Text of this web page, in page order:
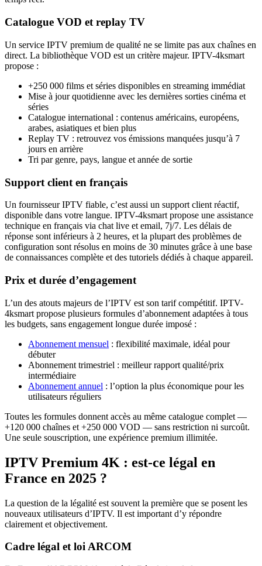
Catalogue VOD et replay TV
Un service IPTV premium de qualité ne se limite pas aux chaînes en
direct. La bibliothèque VOD est un critère majeur. IPTV-4ksmart
propose :
+250 000 films et séries disponibles en streaming immédiat
Mise à jour quotidienne avec les dernières sorties cinéma et
séries
Catalogue international : contenus américains, européens,
arabes, asiatiques et bien plus
Replay TV : retrouvez vos émissions manquées jusqu’à 7
jours en arrière
Tri par genre, pays, langue et année de sortie
Support client en français
Un fournisseur IPTV fiable, c’est aussi un support client réactif,
disponible dans votre langue. IPTV-4ksmart propose une assistance
technique en français via chat live et email, 7j/7. Les délais de
réponse sont inférieurs à 2 heures, et la plupart des problèmes de
configuration sont résolus en moins de 30 minutes grâce à une base
de connaissances complète et des tutoriels dédiés à chaque appareil.
Prix et durée d’engagement
L’un des atouts majeurs de l’IPTV est son tarif compétitif. IPTV-
4ksmart propose plusieurs formules d’abonnement adaptées à tous
les budgets, sans engagement longue durée imposé :
Abonnement mensuel : flexibilité maximale, idéal pour
débuter
Abonnement trimestriel : meilleur rapport qualité/prix
intermédiaire
Abonnement annuel : l’option la plus économique pour les
utilisateurs réguliers
Toutes les formules donnent accès au même catalogue complet —
+120 000 chaînes et +250 000 VOD — sans restriction ni surcoût.
Une seule souscription, une expérience premium illimitée.
IPTV Premium 4K : est-ce légal en
France en 2025 ?
La question de la légalité est souvent la première que se posent les
nouveaux utilisateurs d’IPTV. Il est important d’y répondre
clairement et objectivement.
Cadre légal et loi ARCOM